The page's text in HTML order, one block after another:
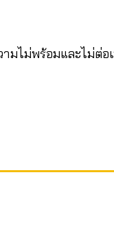
มไม่พร้อมและไม่ต่